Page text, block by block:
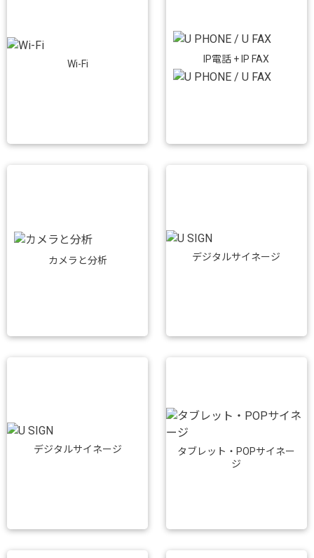
Wi-Fi IP電話 + IP FAX
カメラと分析 デジタルサイネージ
デジタルサイネージ
タブレット・POPサイネー
ジ